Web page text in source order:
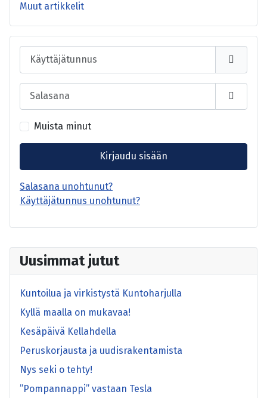
Uusimmat jutut
Kuntoilua ja virkistystä Kuntoharjulla
Kyllä maalla on mukavaa!
Kesäpäivä Kellahdella
Peruskorjausta ja uudisrakentamista
Nys seki o tehty!
”Pompannappi” vastaan Tesla
Muut artikkelit
Käyttäjätunnus
Salasana
Näytä
Muista minut
Kirjaudu sisään
Salasana unohtunut?
Käyttäjätunnus unohtunut?